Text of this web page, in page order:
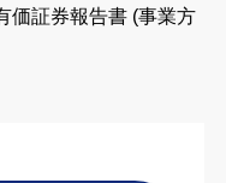
価証券報告書 (事業方